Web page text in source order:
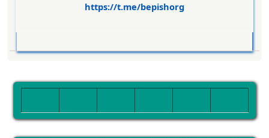
https://t.me/bepishorg